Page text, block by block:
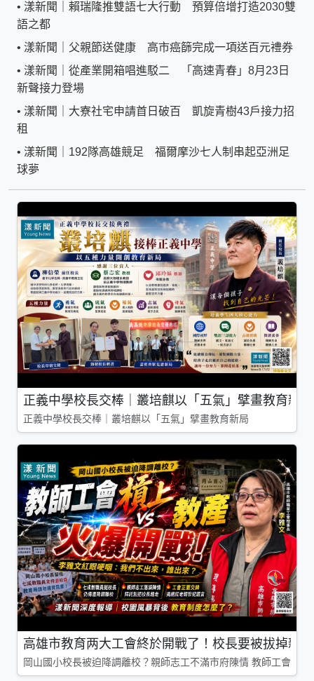
• 漾新聞｜賴瑞隆推雙語七大行動 預算倍增打造2030雙
語之都
• 漾新聞｜父親節送健康 高市癌篩完成一項送百元禮券
• 漾新聞｜從產業開箱唱進駁二 「高速青春」8月23日
新聲接力登場
• 漾新聞｜大寮社宅申請首日破百 凱旋青樹43戶接力招
租
• 漾新聞｜192隊高雄競足 福爾摩沙七人制串起亞洲足
球夢
正義中學校長交棒｜叢培麒以「五氣」擘畫教育新局
正義中學校長交棒｜叢培麒以「五氣」擘畫教育新局
高雄市教育两大工會終於開戰了！校長要被拔掉親
岡山國小校長被迫降調離校？親師志工不滿市府陳情 教師工會槓